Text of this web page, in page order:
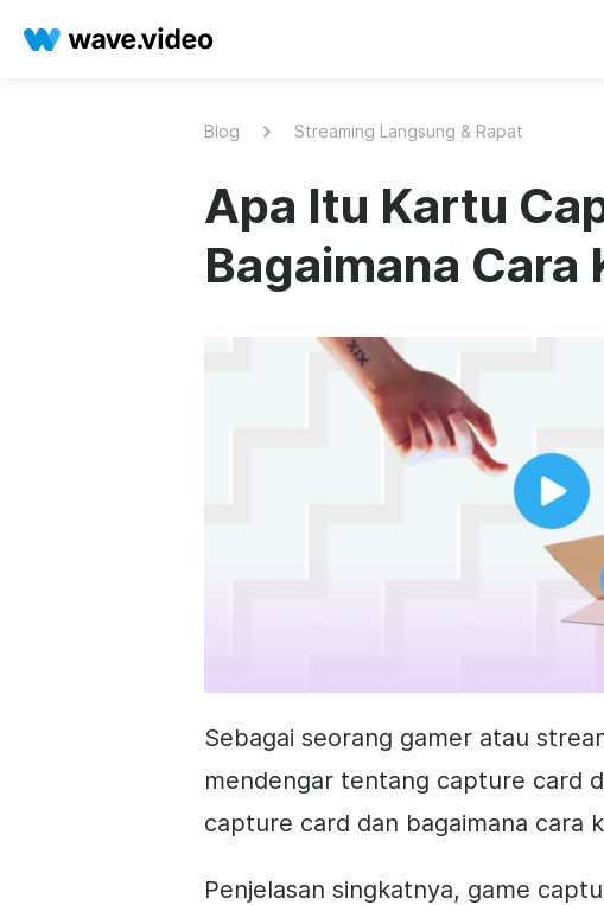
Blog Streaming Langsung & Rapat
Apa Itu Kartu
Bagaimana Cara
Sebagai seorang gamer atau
mendengar tentang capture card
capture card dan bagaimana cara
Penjelasan singkatnya, game